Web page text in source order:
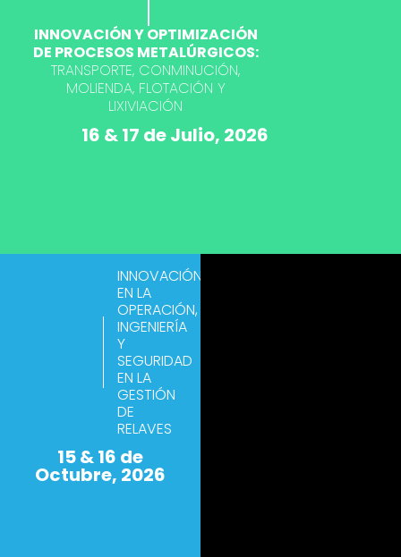
INNOVACIÓN Y OPTIMIZACIÓN
DE PROCESOS METALÚRGICOS:
TRANSPORTE, CONMINUCIÓN,
MOLIENDA, FLOTACIÓN Y
LIXIVIACIÓN
16 & 17 de Julio, 2026
INNOVACIÓN
EN LA
OPERACIÓN,
INGENIERÍA
Y
SEGURIDAD
EN LA
GESTIÓN
DE
RELAVES
15 & 16 de
Octubre, 2026